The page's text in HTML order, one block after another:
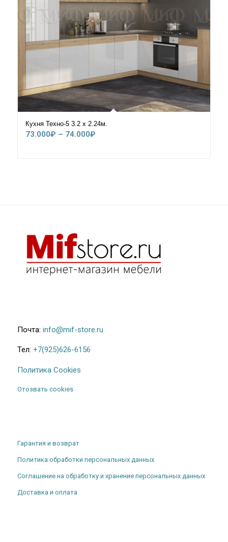
Кухня Техно-5 3.2 х 2.24м.
73.000₽ – 74.000₽Диапазон
Почта: info@mif-store.ru
Тел: +7(925)626-6156
Политика Cookies
Отозвать cookies
Гарантия и возврат
Политика обработки персональных данных
Соглашение на обработку и хранение персональных данных
Доставка и оплата